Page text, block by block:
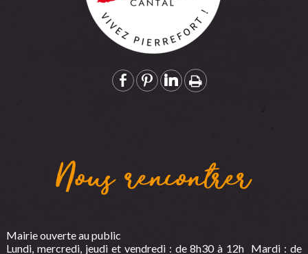
Nous rencontrer
Mairie ouverte au public
Lundi, mercredi, jeudi et vendredi : de 8h30 à 12h Mardi : de